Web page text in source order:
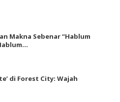
Makna Sebenar “Hablum
di Forest City: Wajah